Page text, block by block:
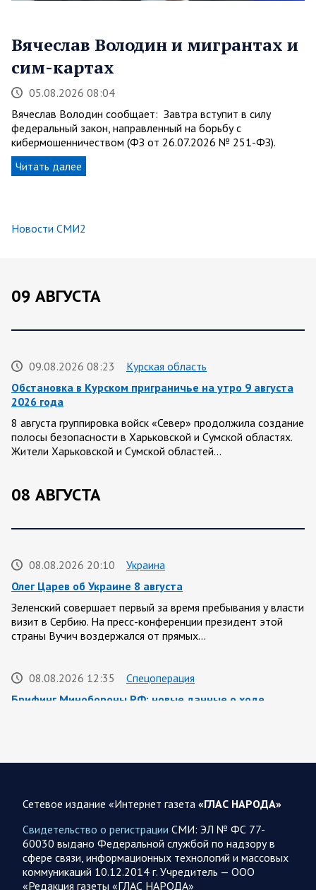
Вячеслав Володин и мигрантах и
сим-картах
05.08.2026 08:04
Вячеслав Володин сообщает: Завтра вступит в силу
федеральный закон, направленный на борьбу с
кибермошенничеством (ФЗ от 26.07.2026 № 251-ФЗ).
Читать далее
Новости СМИ2
09 АВГУСТА
09.08.2026 08:23
Курская область
Обстановка в Курском приграничье на утро 9 августа
2026 года
8 августа группировка войск «Север» продолжила создание
полосы безопасности в Харьковской и Сумской областях.
Жители Харьковской и Сумской областей…
08 АВГУСТА
08.08.2026 20:10
Украина
Олег Царев об Украине 8 августа
Зеленский совершает первый за время пребывания у власти
визит в Сербию. На пресс-конференции президент этой
страны Вучич воздержался от прямых…
08.08.2026 12:35
Спецоперация
Брифинг Минобороны РФ: новые данные о ходе
представители группировок «Север», «Запад», «Центр»,
Сводка военных действий от Минобороны РФ 8
августа. Коротко
Группировка войск «Север» взяла под контроль населенный
Сетевое издание «Интернет газета «ГЛАС НАРОДА»
Свидетельство о регистрации СМИ: ЭЛ № ФС 77-
60030 выдано Федеральной службой по надзору в
сфере связи, информационных технологий и массовых
коммуникаций 10.12.2014 г. Учредитель — ООО
«Редакция газеты «ГЛАС НАРОДА»